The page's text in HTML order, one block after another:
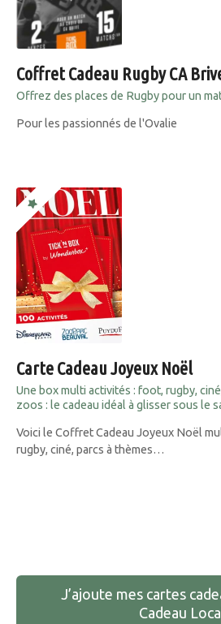
Coffret Cadeau Rugby CA
Offrez des places de Rugby pour un
Pour les passionnés de l'Ovalie
Carte Cadeau Joyeux Noël
Une box multi activités : foot, rugby,
zoos : le cadeau idéal à glisser sous le
Voici le Coffret Cadeau Joyeux Noël
rugby, ciné, parcs à thèmes…
a
J’ajoute mes cartes
Cadeau